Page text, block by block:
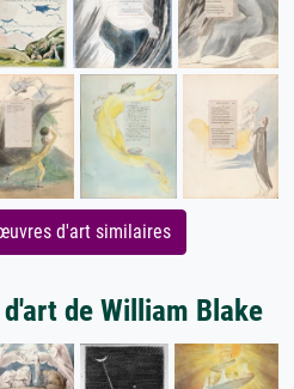
d'art similaires
de William Blake